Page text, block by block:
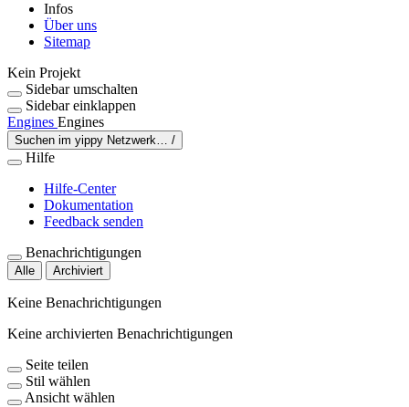
Infos
Über uns
Sitemap
Kein Projekt
Sidebar umschalten
Sidebar einklappen
Engines Engines
Suchen im yippy Netzwerk… /
Hilfe
Hilfe-Center
Dokumentation
Feedback senden
Benachrichtigungen
Alle Archiviert
Keine Benachrichtigungen
Keine archivierten Benachrichtigungen
Seite teilen
Stil wählen
Ansicht wählen